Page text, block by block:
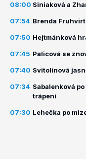
08:00 Siniaková a
07:54 Brenda
07:50 Hejtmánková
07:45 Palicová se
07:40 Svitolinová
07:34 Sabalenková
trápení
07:30 Lehečka po